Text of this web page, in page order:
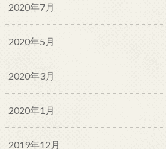
2020年7月
2020年5月
2020年3月
2020年1月
2019年12月